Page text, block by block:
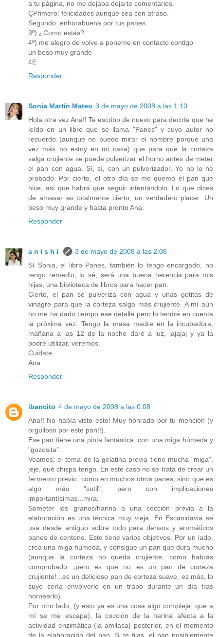
a tu página, no me dejaba dejarte comentarios.
ÇPrimero: felicidades aunque sea con atraso.
Segundo: enhorabuena por tus panes.
3º) ¿Como estás?
4º) me alegro de volve a poneme en contacto contigo
un beso muy grande
4E
Responder
Sonia Martín Mateo 3 de mayo de 2008 a las 1:10
Hola otra vez Ana!! Te escribo de nuevo para decirte que he
leído en un libro que se llama "Panes" y cuyo autor no
recuerdo (aunque no puedo mirar el nombre porque una
vez más no estoy en mi casa) que para que la corteza
salga crujiente se puede pulverizar el horno antes de meter
el pan con agua. Sí, sí, con un pulverizador. Yo no lo he
probado. Por cierto, el otro día se me quemó el pan que
hice, así que habrá que seguir intentándolo. Lo que dices
de amasar es totalmente cierto, un verdadero placer. Un
beso muy grande y hasta pronto Ana.
Responder
a n i s h i
3 de mayo de 2008 a las 2:08
Sí Sonia, el libro Panes, también lo tengo encargado, no
tengo remedio, lo sé, será una buena herencia para mis
hijas, una biblioteca de libros para hacer pan.
Cierto, el pan se pulveriza con agua y unas gotitas de
vinagre para que la corteza salga más crujiente. A mí aún
no me ha dado tiempo ese detalle pero lo tendré en cuenta
la próxima vez. Tengo la masa madre en la incubadora,
mañana a las 12 de la noche daré a luz, jajajaj y ya la
podré utilizar, veremos.
Cuidate.
Ana
Responder
ibancito 4 de mayo de 2008 a las 0:08
Ana!! No había visto esto! Muy honrado por tu mención (y
orgulloso por este pan!!).
Ese pan tiene una pinta fantástica, con una miga húmeda y
"gozosita".
Veamos: el tema de la gelatina previa tiene mucha "miga",
jeje, qué chispa tengo. En este caso no se trata de crear un
fermento previo, como en muchos otros panes, sino que es
algo más "sutil", pero con implicaciones
importantísimas...mira:
Someter los granos/harina a una cocción previa a la
elaboración es una técnica muy vieja. En Escanidavia se
usa desde antiguo sobre todo para densos y aromáticos
panes de centeno. Esto tiene varios objetivos. Por un lado,
crea una miga húmeda, y consigue un pan que dura mucho
(aunque la corteza no queda crujiente, como habrás
comprobado...¡pero es que no es un pan de corteza
crujiente!...es un delicioso pan de corteza suave, es más, lo
suyo sería envolverlo en un trapo durante un día tras
hornearlo).
Por otro lado, (y esto ya es una cosa algo compleja, que a
mí se me escapa), la cocción de la harina afecta a la
actividad enzimática (la amilasa) posterior, en el momento
de la elaboración del pan. Si te fijas, el pan posiblemente